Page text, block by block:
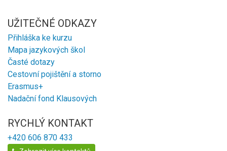
UŽITEČNÉ ODKAZY
Přihláška ke kurzu
Mapa jazykových škol
Časté dotazy
Cestovní pojištění a storno
Erasmus+
Nadační fond Klausových
RYCHLÝ KONTAKT
+420 606 870 433